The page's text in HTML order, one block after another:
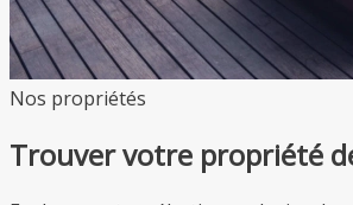
Nos propriétés
Trouver votre propriété